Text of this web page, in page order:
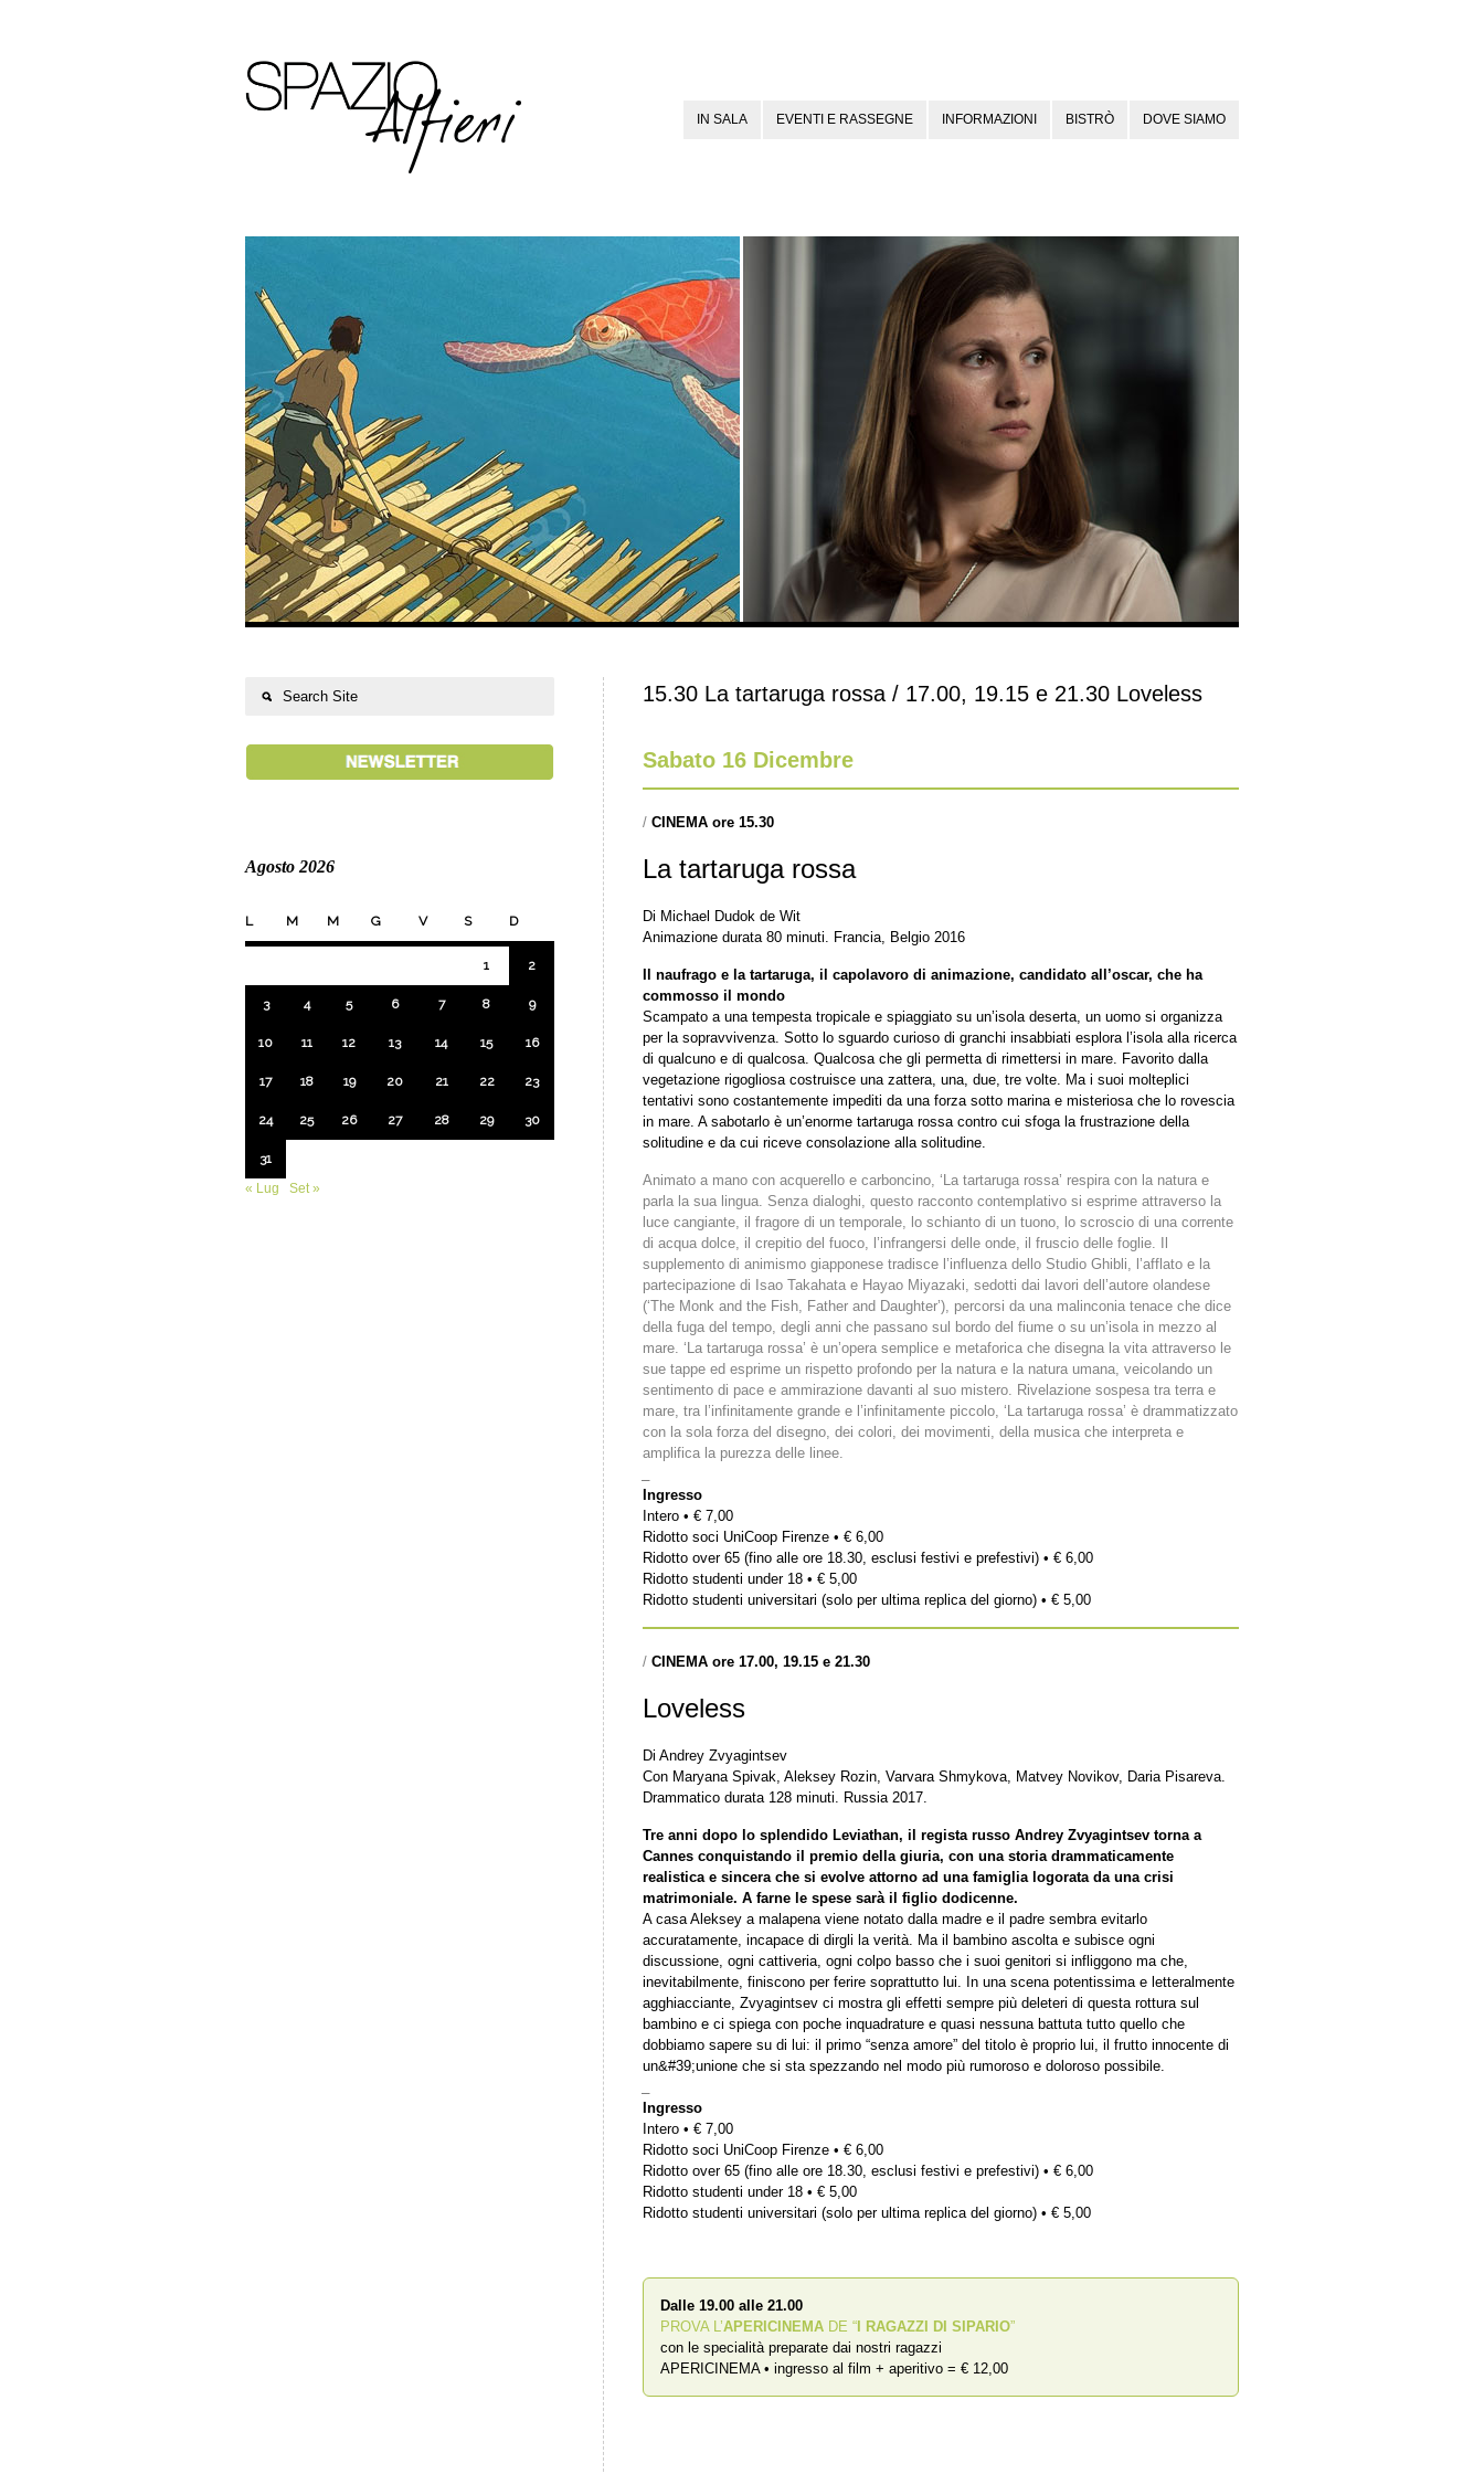
IN SALA EVENTI E RASSEGNE INFORMAZIONI BISTRÒ DOVE SIAMO
15.30 La tartaruga rossa / 17.00, 19.15 e 21.30 Loveless
Sabato 16 Dicembre
/ CINEMA ore 15.30
La tartaruga rossa
Di Michael Dudok de Wit
Animazione durata 80 minuti. Francia, Belgio 2016
Il naufrago e la tartaruga, il capolavoro di animazione, candidato all’oscar, che ha
commosso il mondo
Scampato a una tempesta tropicale e spiaggiato su un’isola deserta, un uomo si organizza
per la sopravvivenza. Sotto lo sguardo curioso di granchi insabbiati esplora l’isola alla ricerca
di qualcuno e di qualcosa. Qualcosa che gli permetta di rimettersi in mare. Favorito dalla
vegetazione rigogliosa costruisce una zattera, una, due, tre volte. Ma i suoi molteplici
tentativi sono costantemente impediti da una forza sotto marina e misteriosa che lo rovescia
in mare. A sabotarlo è un’enorme tartaruga rossa contro cui sfoga la frustrazione della
solitudine e da cui riceve consolazione alla solitudine.
Animato a mano con acquerello e carboncino, ‘La tartaruga rossa’ respira con la natura e
parla la sua lingua. Senza dialoghi, questo racconto contemplativo si esprime attraverso la
luce cangiante, il fragore di un temporale, lo schianto di un tuono, lo scroscio di una corrente
di acqua dolce, il crepitio del fuoco, l’infrangersi delle onde, il fruscio delle foglie. Il
supplemento di animismo giapponese tradisce l’influenza dello Studio Ghibli, l’afflato e la
partecipazione di Isao Takahata e Hayao Miyazaki, sedotti dai lavori dell’autore olandese
(‘The Monk and the Fish, Father and Daughter’), percorsi da una malinconia tenace che dice
della fuga del tempo, degli anni che passano sul bordo del fiume o su un’isola in mezzo al
mare. ‘La tartaruga rossa’ è un’opera semplice e metaforica che disegna la vita attraverso le
sue tappe ed esprime un rispetto profondo per la natura e la natura umana, veicolando un
sentimento di pace e ammirazione davanti al suo mistero. Rivelazione sospesa tra terra e
mare, tra l’infinitamente grande e l’infinitamente piccolo, ‘La tartaruga rossa’ è drammatizzato
con la sola forza del disegno, dei colori, dei movimenti, della musica che interpreta e
amplifica la purezza delle linee.
Ingresso
Intero • € 7,00
Ridotto soci UniCoop Firenze • € 6,00
Ridotto over 65 (fino alle ore 18.30, esclusi festivi e prefestivi) • € 6,00
Ridotto studenti under 18 • € 5,00
Ridotto studenti universitari (solo per ultima replica del giorno) • € 5,00
/ CINEMA ore 17.00, 19.15 e 21.30
Loveless
Di Andrey Zvyagintsev
Con Maryana Spivak, Aleksey Rozin, Varvara Shmykova, Matvey Novikov, Daria Pisareva.
Drammatico durata 128 minuti. Russia 2017.
Tre anni dopo lo splendido Leviathan, il regista russo Andrey Zvyagintsev torna a
Cannes conquistando il premio della giuria, con una storia drammaticamente
realistica e sincera che si evolve attorno ad una famiglia logorata da una crisi
matrimoniale. A farne le spese sarà il figlio dodicenne.
A casa Aleksey a malapena viene notato dalla madre e il padre sembra evitarlo
accuratamente, incapace di dirgli la verità. Ma il bambino ascolta e subisce ogni
discussione, ogni cattiveria, ogni colpo basso che i suoi genitori si infliggono ma che,
inevitabilmente, finiscono per ferire soprattutto lui. In una scena potentissima e letteralmente
agghiacciante, Zvyagintsev ci mostra gli effetti sempre più deleteri di questa rottura sul
bambino e ci spiega con poche inquadrature e quasi nessuna battuta tutto quello che
dobbiamo sapere su di lui: il primo “senza amore” del titolo è proprio lui, il frutto innocente di
un&#39;unione che si sta spezzando nel modo più rumoroso e doloroso possibile.
Ingresso
Intero • € 7,00
Ridotto soci UniCoop Firenze • € 6,00
Ridotto over 65 (fino alle ore 18.30, esclusi festivi e prefestivi) • € 6,00
Ridotto studenti under 18 • € 5,00
Ridotto studenti universitari (solo per ultima replica del giorno) • € 5,00
Dalle 19.00 alle 21.00
PROVA L’APERICINEMA DE “ I RAGAZZI DI SIPARIO”
con le specialità preparate dai nostri ragazzi
APERICINEMA • ingresso al film + aperitivo = € 12,00
Agosto 2026
L M M G V S D
1 2
3 4 5 6 7 8 9
10 11 12 13 14 15 16
17 18 19 20 21 22 23
24 25 26 27 28 29 30
31
« Lug
Set »